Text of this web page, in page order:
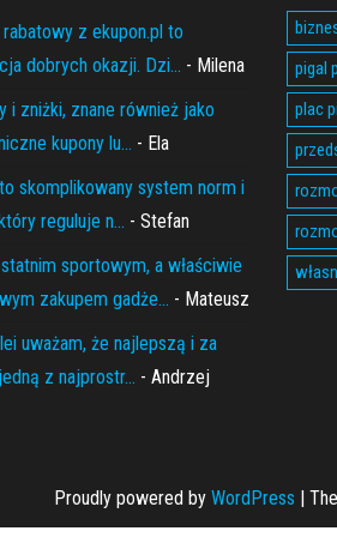
rabatowy z ekupon.pl to
dobrych okazji. Dzi... - Milena
i zniżki, znane również jako
kupony lu... - Ela
skomplikowany system norm i
reguluje n... - Stefan
sportowym, a właściwie
zakupem gadże... - Mateusz
uważam, że najlepszą i za
z najprostr... - Andrzej
pigal
plac
Proudly powered by WordPress |